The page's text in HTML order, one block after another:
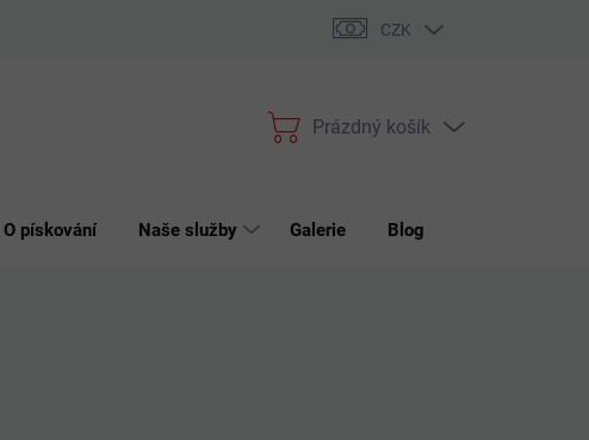
Podmínky ochrany osobních údajů
CZK
Nákupní
Prázdný košík
O pískování Naše služby Galerie Blog